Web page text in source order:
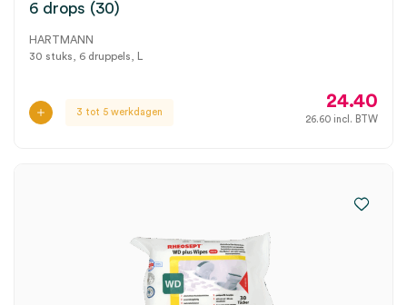
6 drops (30)
HARTMANN
30 stuks, 6 druppels, L
3 tot 5 werkdagen
24.40
26.60 incl. BTW